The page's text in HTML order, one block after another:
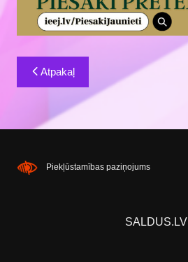
Ziņu
izvēlne
Atpakaļ
Piekļūstamības paziņojums
SALDUS.LV